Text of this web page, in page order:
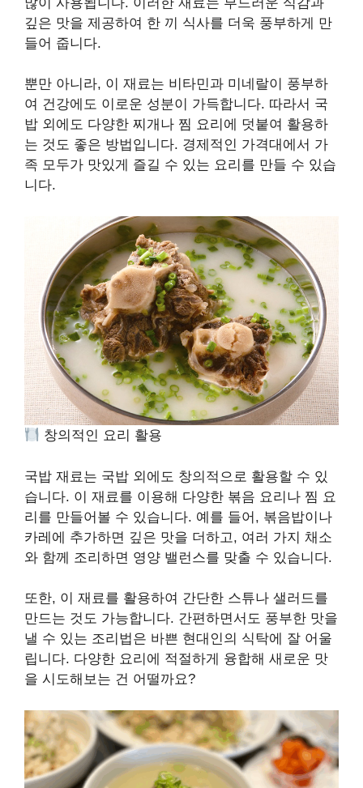
깊은 맛을 제공하여 한 끼 식사를 더욱 풍부하게 만
들어 줍니다.
뿐만 아니라, 이 재료는 비타민과 미네랄이 풍부하
여 건강에도 이로운 성분이 가득합니다. 따라서 국
밥 외에도 다양한 찌개나 찜 요리에 덧붙여 활용하
는 것도 좋은 방법입니다. 경제적인 가격대에서 가
족 모두가 맛있게 즐길 수 있는 요리를 만들 수 있습
니다.
창의적인 요리 활용
국밥 재료는 국밥 외에도 창의적으로 활용할 수 있
습니다. 이 재료를 이용해 다양한 볶음 요리나 찜 요
리를 만들어볼 수 있습니다. 예를 들어, 볶음밥이나
카레에 추가하면 깊은 맛을 더하고, 여러 가지 채소
와 함께 조리하면 영양 밸런스를 맞출 수 있습니다.
또한, 이 재료를 활용하여 간단한 스튜나 샐러드를
만드는 것도 가능합니다. 간편하면서도 풍부한 맛을
낼 수 있는 조리법은 바쁜 현대인의 식탁에 잘 어울
립니다. 다양한 요리에 적절하게 융합해 새로운 맛
을 시도해보는 건 어떨까요?